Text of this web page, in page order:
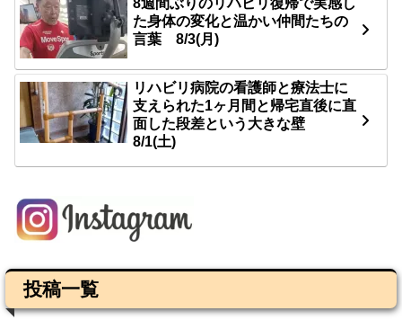
8週間ぶりのリハビリ復帰で実感し
た身体の変化と温かい仲間たちの
言葉 8/3(月)
リハビリ病院の看護師と療法士に
支えられた1ヶ月間と帰宅直後に直
面した段差という大きな壁
8/1(土)
投稿一覧